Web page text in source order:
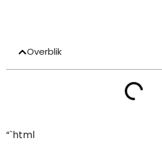
Overblik
“`html